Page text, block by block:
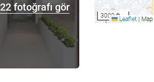
22 fotoğrafı gör
3000 ftLeaflet